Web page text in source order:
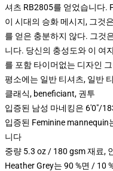
셔츠 RB2805를 얻었습니다.
이 시대의 승화 메시지, 그것
를 얻은 충분하지 않다. 그것
니다. 당신의 충성도와 이 여
를 포함 타이머없는 디자인
평소에는 일반 티셔츠, 일반
클래식, beneficiant, 권투
입증된 남성 마네킹은 6'0"/
입증된 Feminine mannequin
니다
중량 5.3 oz / 180 gsm 재료,
Heather Grey는 90 %면 / 10